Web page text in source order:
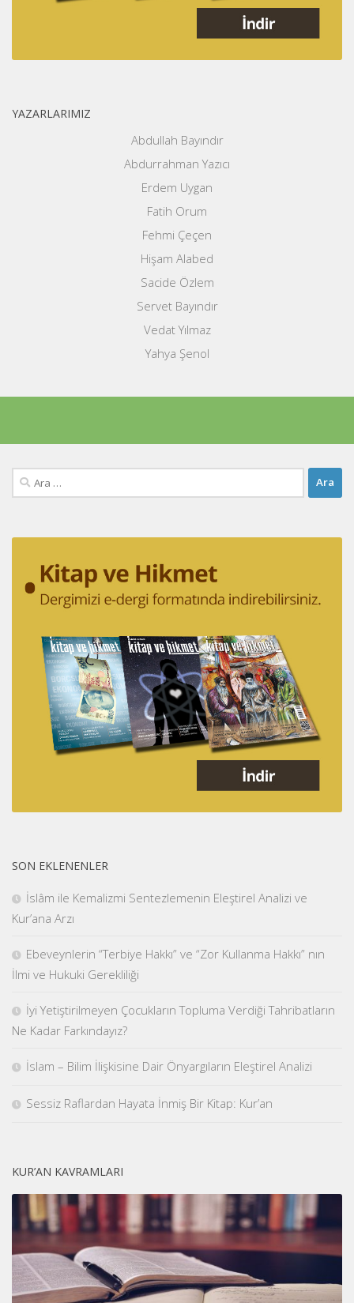
YAZARLARIMIZ
Abdullah Bayındır
Abdurrahman Yazıcı
Erdem Uygan
Fatih Orum
Fehmi Çeçen
Hişam Alabed
Sacide Özlem
Servet Bayındır
Vedat Yılmaz
Yahya Şenol
Arama:
SON EKLENENLER
İslâm ile Kemalizmi Sentezlemenin Eleştirel Analizi ve
Kur’ana Arzı
Ebeveynlerin “Terbiye Hakkı” ve “Zor Kullanma Hakkı” nın
İlmi ve Hukuki Gerekliliği
İyi Yetiştirilmeyen Çocukların Topluma Verdiği Tahribatların
Ne Kadar Farkındayız?
İslam – Bilim İlişkisine Dair Önyargıların Eleştirel Analizi
Sessiz Raflardan Hayata İnmiş Bir Kitap: Kur’an
KUR’AN KAVRAMLARI